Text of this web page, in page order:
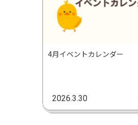
4月イベントカレンダー
2026.3.30